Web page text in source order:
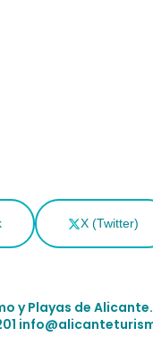
X (Twitter)
y Playas de Alicante.